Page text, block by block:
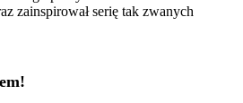
zainspirował serię tak zwanych